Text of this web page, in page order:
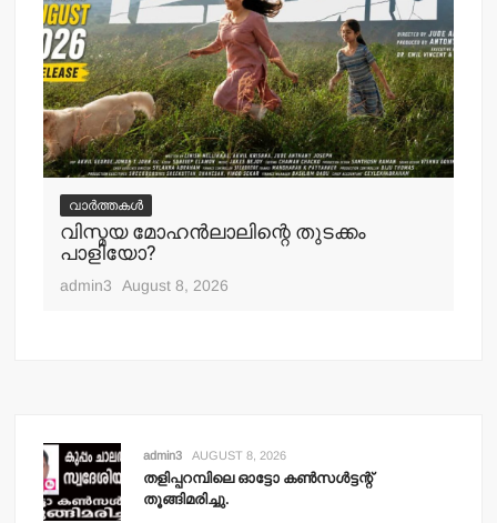
വാർത്തകൾ
വിസ്മയ മോഹന്‍ലാലിന്റെ തുടക്കം
പാളിയോ?
admin3 August 8, 2026
admin3 AUGUST 8, 2026
തളിപ്പറമ്പിലെ ഓട്ടോ കണ്‍സള്‍ട്ടന്റ്
തൂങ്ങിമരിച്ചു.